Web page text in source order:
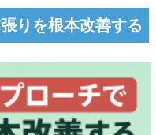
りを根本改善する